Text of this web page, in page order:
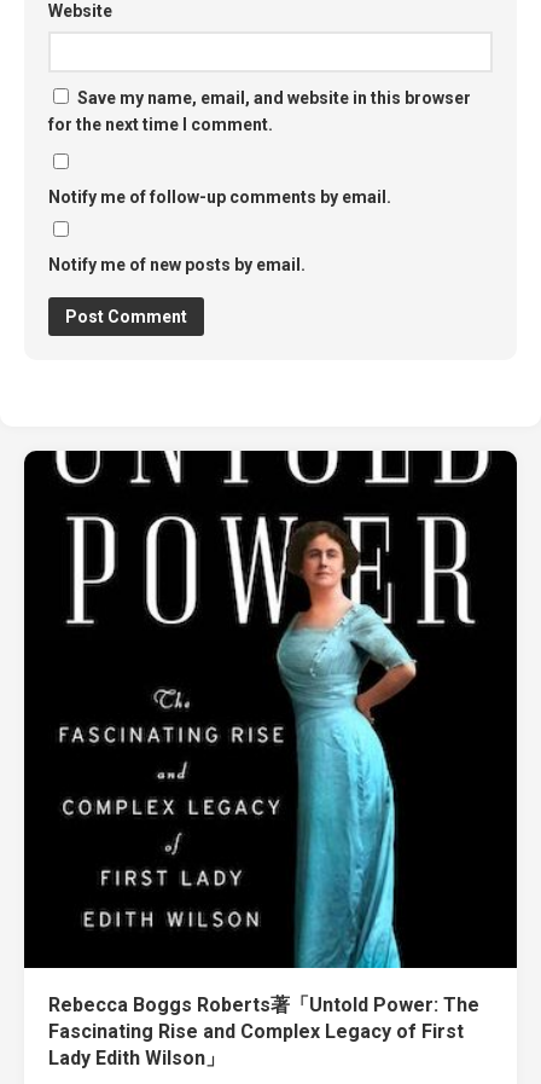
Website
Save my name, email, and website in this browser
for the next time I comment.
Notify me of follow-up comments by email.
Notify me of new posts by email.
Rebecca Boggs Roberts著「Untold Power: The
Fascinating Rise and Complex Legacy of First
Lady Edith Wilson」